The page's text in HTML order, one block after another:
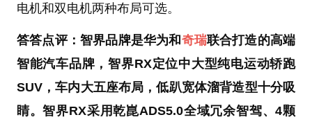
电机和双电机两种布局可选。
答答点评：智界品牌是华为和奇瑞联合打造的高端
智能汽车品牌，智界RX定位中大型纯电运动轿跑
SUV，车内大五座布局，低趴宽体溜背造型十分吸
睛。智界RX采用乾崑ADS5.0全域冗余智驾、4颗